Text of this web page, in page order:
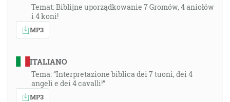
Temat: Biblijne uporządkowanie 7 Gromów, 4 aniołów
i 4 koni!
MP3
ITALIANO
Tema: “Interpretazione biblica dei 7 tuoni, dei 4
angeli e dei 4 cavalli!”
MP3